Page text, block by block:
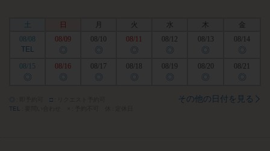
土 日 火 水 木
金
08/08
TEL
08/09
◎ ◎
08/11
◎
08/12
◎
08/13
◎
08/14
◎
08/15
◎
08/16
◎
08/17
◎ ◎
08/19
◎
08/20
◎
08/21
◎
□
TEL
その他の日付を見る